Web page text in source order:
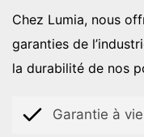
Chez Lumia, nous
garanties de
la durabilité de nos
Garantie à